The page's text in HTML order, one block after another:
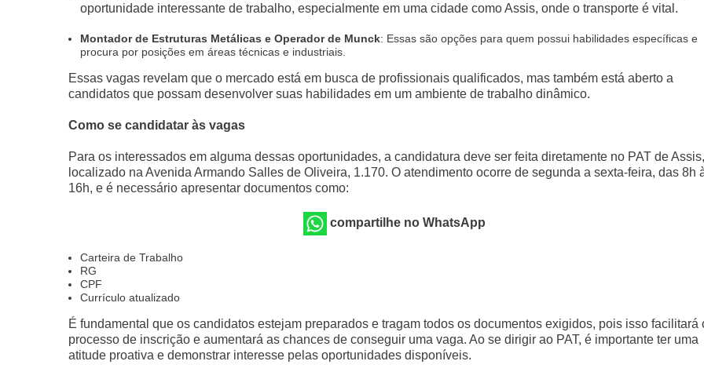
oportunidade interessante de trabalho, especialmente em uma cidade como Assis, onde o transporte é vital.
Montador de Estruturas Metálicas e Operador de Munck: Essas são opções para quem possui habilidades específicas e
procura por posições em áreas técnicas e industriais.
Essas vagas revelam que o mercado está em busca de profissionais qualificados, mas também está aberto a
candidatos que possam desenvolver suas habilidades em um ambiente de trabalho dinâmico.
Como se candidatar às vagas
Para os interessados em alguma dessas oportunidades, a candidatura deve ser feita diretamente no PAT de Assis,
localizado na Avenida Armando Salles de Oliveira, 1.170. O atendimento ocorre de segunda a sexta-feira, das 8h
16h, e é necessário apresentar documentos como:
compartilhe no WhatsApp
Carteira de Trabalho
RG
CPF
Currículo atualizado
É fundamental que os candidatos estejam preparados e tragam todos os documentos exigidos, pois isso facilitará
processo de inscrição e aumentará as chances de conseguir uma vaga. Ao se dirigir ao PAT, é importante ter uma
atitude proativa e demonstrar interesse pelas oportunidades disponíveis.